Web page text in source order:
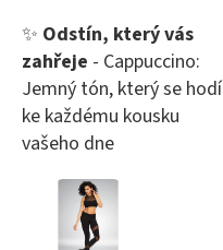
✨ Odstín, který vás
zahřeje - Cappuccino:
Jemný tón, který se hodí
ke každému kousku
vašeho dne